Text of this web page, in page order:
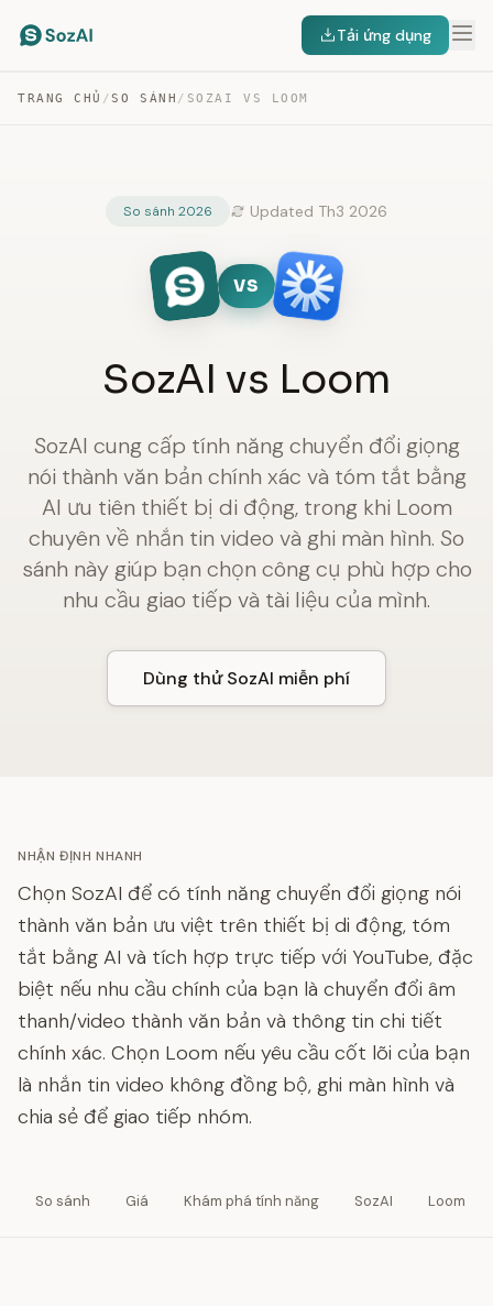
Tải ứng dụng
TRANG CHỦ /SO SÁNH / SOZAI VS LOOM
So sánh 2026 Updated Th3 2026
VS
SozAI vs Loom
SozAI cung cấp tính năng chuyển đổi giọng
nói thành văn bản chính xác và tóm tắt bằng
AI ưu tiên thiết bị di động, trong khi Loom
chuyên về nhắn tin video và ghi màn hình. So
sánh này giúp bạn chọn công cụ phù hợp cho
nhu cầu giao tiếp và tài liệu của mình.
Dùng thử SozAI miễn phí
NHẬN ĐỊNH NHANH
Chọn SozAI để có tính năng chuyển đổi giọng nói
thành văn bản ưu việt trên thiết bị di động, tóm
tắt bằng AI và tích hợp trực tiếp với YouTube, đặc
biệt nếu nhu cầu chính của bạn là chuyển đổi âm
thanh/video thành văn bản và thông tin chi tiết
chính xác. Chọn Loom nếu yêu cầu cốt lõi của bạn
là nhắn tin video không đồng bộ, ghi màn hình và
chia sẻ để giao tiếp nhóm.
So sánh Giá Khám phá tính năng SozAI Loom